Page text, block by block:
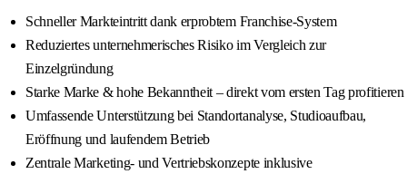
Schneller Markteintritt dank erprobtem Franchise-System
Reduziertes unternehmerisches Risiko im Vergleich zur
Einzelgründung
Starke Marke & hohe Bekanntheit – direkt vom ersten Tag profitieren
Umfassende Unterstützung bei Standortanalyse, Studioaufbau,
Eröffnung und laufendem Betrieb
Zentrale Marketing- und Vertriebskonzepte inklusive